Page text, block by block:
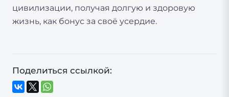
цивилизации, получая долгую и здоровую
жизнь, как бонус за своё усердие.
Поделиться ссылкой: